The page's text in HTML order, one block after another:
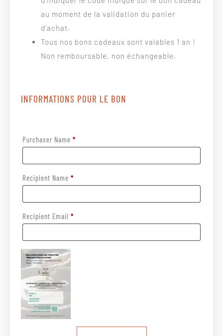
au moment de la validation du panier
d’achat.
Tous nos bons cadeaux sont valables 1 an !
Non remboursable, non échangeable.
INFORMATIONS POUR LE BON
Purchaser Name *
Recipient Name *
Recipient Email *